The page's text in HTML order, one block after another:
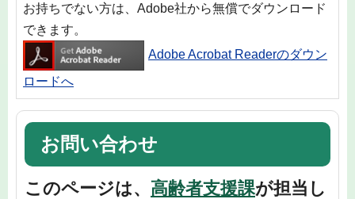
お持ちでない方は、Adobe社から無償でダウンロード
できます。
Adobe Acrobat Readerのダウン
ロードへ
お問い合わせ
このページは、 高齢者支援課が担当し